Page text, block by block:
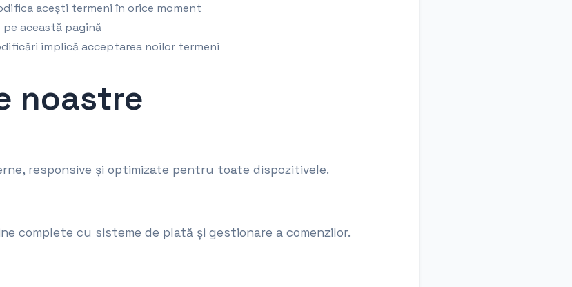
acești termeni în orice moment
această pagină
implică acceptarea noilor termeni
noastre
responsive și optimizate pentru toate dispozitivele.
complete cu sisteme de plată și gestionare a comenzilor.